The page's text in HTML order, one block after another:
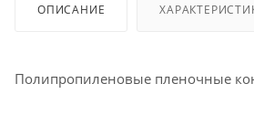
ОПИСАНИЕ
Полипропиленовые пленочные